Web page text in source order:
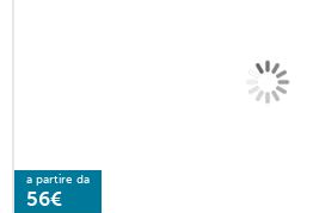
a partire da
56€